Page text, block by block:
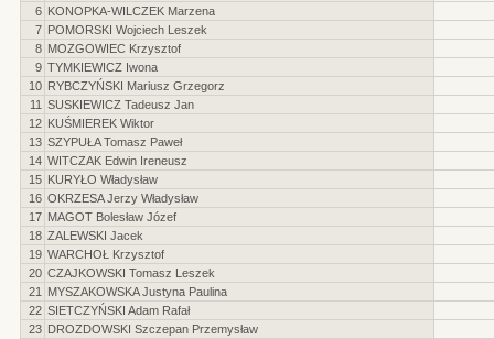
6 KONOPKA-WILCZEK Marzena
7 POMORSKI Wojciech Leszek
8 MOZGOWIEC Krzysztof
9 TYMKIEWICZ Iwona
10 RYBCZYŃSKI Mariusz Grzegorz
11 SUSKIEWICZ Tadeusz Jan
12 KUŚMIEREK Wiktor
13 SZYPUŁA Tomasz Paweł
14 WITCZAK Edwin Ireneusz
15 KURYŁO Władysław
16 OKRZESA Jerzy Władysław
17 MAGOT Bolesław Józef
18 ZALEWSKI Jacek
19 WARCHOŁ Krzysztof
20 CZAJKOWSKI Tomasz Leszek
21
MYSZAKOWSKA Justyna Paulina
22 SIETCZYŃSKI Adam Rafał
23 DROZDOWSKI Szczepan Przemysław